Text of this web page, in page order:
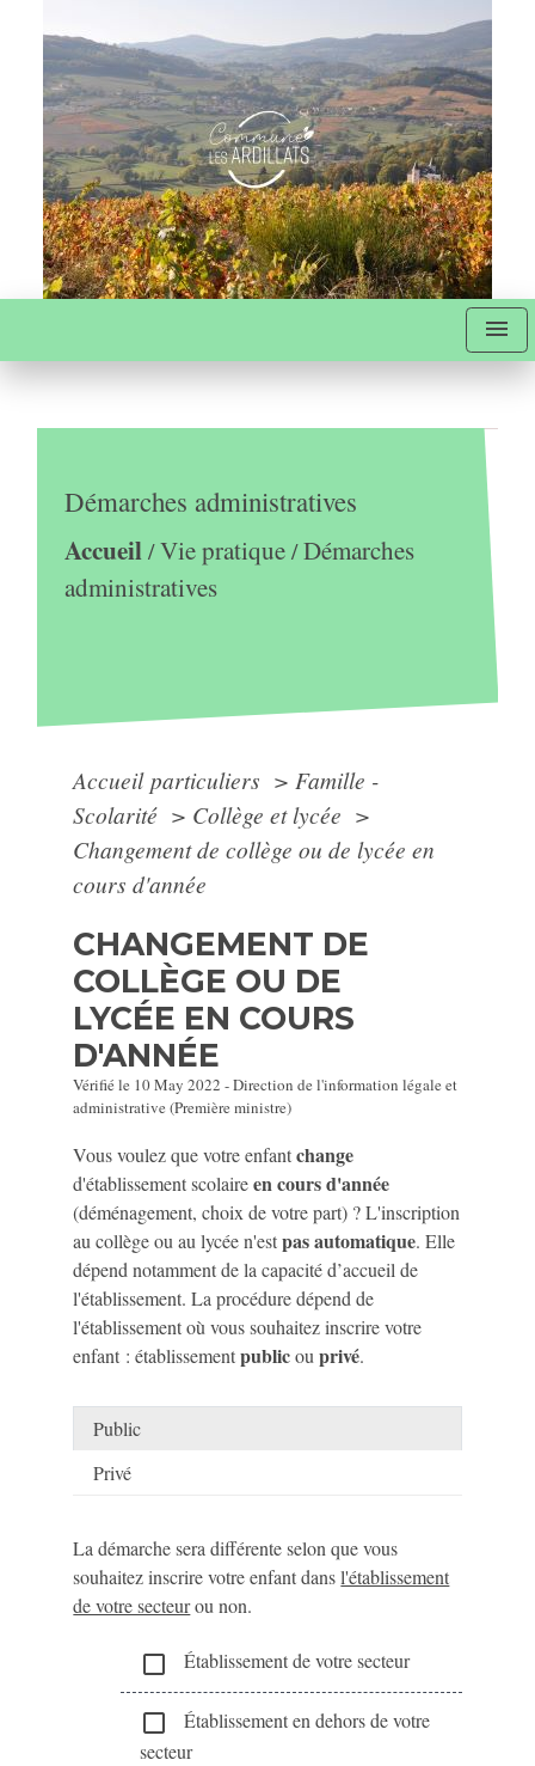
menu
Démarches administratives
Accueil/Vie pratique/Démarches
administratives
Accueil particuliers > Famille -
Scolarité > Collège et lycée >
Changement de collège ou de lycée en
cours d'année
CHANGEMENT DE
COLLÈGE OU DE
LYCÉE EN COURS
D'ANNÉE
Vérifié le 10 May 2022 - Direction de l'information légale et
administrative (Première ministre)
Vous voulez que votre enfantchange
d'établissement scolaireen cours d'année
(déménagement, choix de votre part) ? L'inscription
au collège ou au lycée n'estpas automatique. Elle
dépend notamment de la capacité d’accueil de
l'établissement. La procédure dépend de
l'établissement où vous souhaitez inscrire votre
enfant : établissementpublicouprivé.
Public
Privé
La démarche sera différente selon que vous
souhaitez inscrire votre enfant dansl'établissement
de votre secteurou non.
check_box_outline_blank Établissement de votre secteur
check_box_outline_blank
Établissement en dehors de votre
secteur